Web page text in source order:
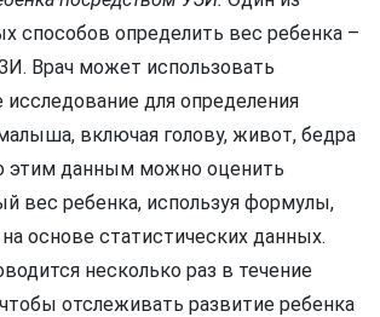
способов определить вес ребенка –
Врач может использовать
исследование для определения
включая голову, живот, бедра
этим данным можно оценить
вес ребенка, используя формулы,
основе статистических данных.
несколько раз в течение
отслеживать развитие ребенка